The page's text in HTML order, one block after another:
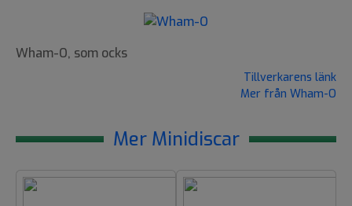
Wham-O, som ocks
Tillverkarens länk
Mer från Wham-O
Mer Minidiscar